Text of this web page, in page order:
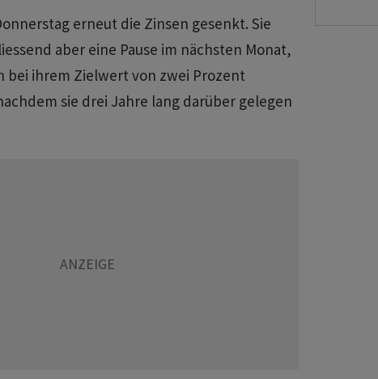
erneut die Zinsen gesenkt. Sie
aber eine Pause im nächsten Monat,
bei ihrem Zielwert von zwei Prozent
sie drei Jahre lang darüber gelegen